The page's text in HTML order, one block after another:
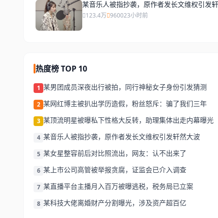
某音乐人被指抄袭，原作者发长文维权引发
123.4万 960023小时前
热度榜 TOP 10
1 某男团成员深夜出行被拍，同行神秘女子身份引发猜测
2 某网红博主被扒出学历造假，粉丝怒斥：骗了我们三年
3 某顶流明星被曝私下性格大反转，助理集体出走内幕曝光
4 某音乐人被指抄袭，原作者发长文维权引发轩然大波
5 某女星整容前后对比照流出，网友：认不出来了
6 某上市公司高管被举报贪腐，证监会已介入调查
7 某直播平台主播月入百万被曝逃税，税务局已立案
8 某科技大佬离婚财产分割曝光，涉及资产超百亿